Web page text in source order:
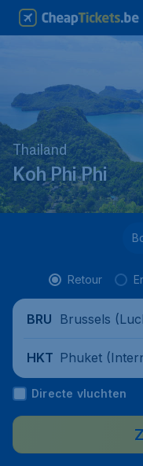
Thailand
Koh Phi Phi
Retour
BRU Brussels
HKT Phuket
et), Thailand
Directe vluchten